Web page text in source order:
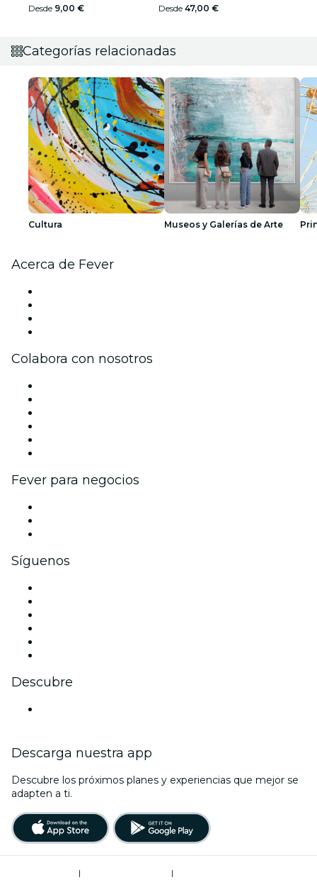
Desde 9,00 €
Desde 47,00 €
Categorías relacionadas
Cultura Museos y Galerías de Arte
Acerca de Fever
Colabora con nosotros
Fever para negocios
Síguenos
Descubre
Descarga nuestra app
Descubre los próximos planes y experiencias que mejor se
adapten a ti.
| |